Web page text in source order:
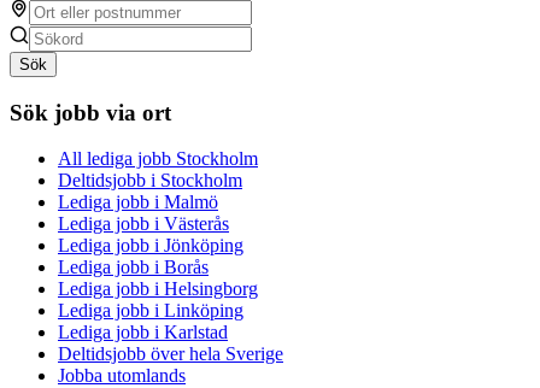
Sök
Sök jobb via ort
All lediga jobb Stockholm
Deltidsjobb i Stockholm
Lediga jobb i Malmö
Lediga jobb i Västerås
Lediga jobb i Jönköping
Lediga jobb i Borås
Lediga jobb i Helsingborg
Lediga jobb i Linköping
Lediga jobb i Karlstad
Deltidsjobb över hela Sverige
Jobba utomlands